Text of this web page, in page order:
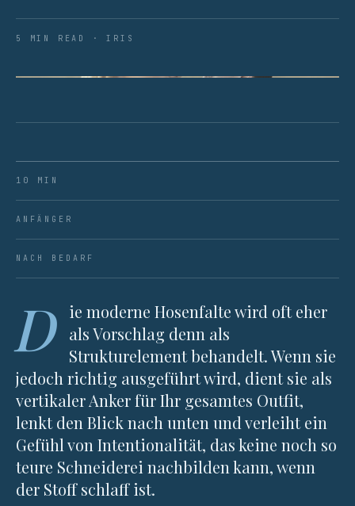
5 MIN READ · IRIS
10 MIN
ANFÄNGER
NACH BEDARF
D ie moderne Hosenfalte wird oft eher
als Vorschlag denn als
Strukturelement behandelt. Wenn sie
jedoch richtig ausgeführt wird, dient sie als
vertikaler Anker für Ihr gesamtes Outfit,
lenkt den Blick nach unten und verleiht ein
Gefühl von Intentionalität, das keine noch so
teure Schneiderei nachbilden kann, wenn
der Stoff schlaff ist.